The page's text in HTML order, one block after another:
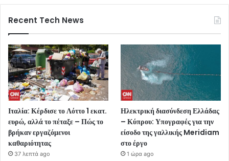
Recent Tech News
Ιταλία: Κέρδισε το Λόττο 1 εκατ.
ευρώ, αλλά το πέταξε – Πώς το
βρήκαν εργαζόμενοι
καθαριότητας
37 λεπτά ago
Ηλεκτρική διασύνδεση Ελλάδας
– Κύπρου: Υπογραφές για την
είσοδο της γαλλικής Meridiam
στο έργο
1 ώρα ago